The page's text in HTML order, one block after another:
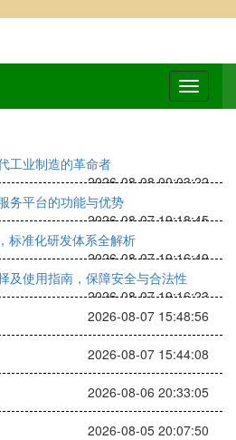
工业制造的革命者
2026-08-08 00:03:22
务平台的功能与优势
2026-08-07 19:18:45
标准化研发体系全解析
2026-08-07 19:16:49
及使用指南，保障安全与合法性
2026-08-07 19:16:23
2026-08-07 15:48:56
2026-08-07 15:44:08
2026-08-06 20:33:05
2026-08-05 20:07:50